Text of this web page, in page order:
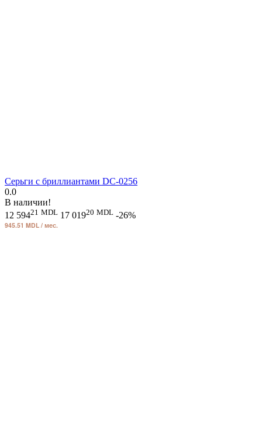
Серьги с бриллиантами DC-0256
0.0
В наличии!
12 59421 MDL 17 01920 MDL -26%
945.51 MDL / мес.